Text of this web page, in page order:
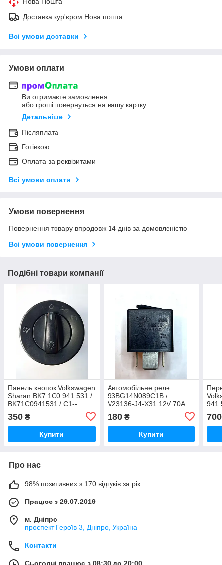
Доставка кур'єром Нова пошта
Всі умови доставки
Умови оплати
Ви отримаєте замовлення
або гроші повернуться на вашу картку
Детальніше
Післяплата
Готівкою
Оплата за реквізитами
Всі умови оплати
Умови повернення
Повернення товару впродовж 14 днів за домовленістю
Всі умови повернення
Подібні товари компанії
Панель кнопок Volkswagen
Sharan BK7 1C0 941 531 /
BK71C0941531 / C1--
350 ₴
Купити
Автомобільне реле
93BG14N089C1B /
V23136-J4-X31 12V 70A
180₴
Купити
941
565
700
Про нас
98% позитивних з 170 відгуків за рік
Працює з 29.07.2019
м. Дніпро
проспект Героїв 3, Дніпро, Україна
Контакти
Сьогодні працює з 08:30 до 20:00